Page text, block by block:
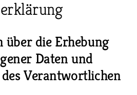
Stücke
marotte
die Erhebung
Daten und
Verantwortlichen